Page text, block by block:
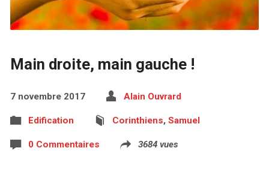
Main droite, main gauche !
7 novembre 2017 Alain Ouvrard
Edification Corinthiens, Samuel
0 Commentaires 3684 vues